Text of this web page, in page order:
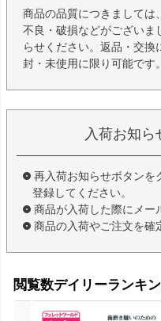
商品の品質につきましては
不良・破損などがございま
らせください。返品・交
封・未使用に限り可能です。
入荷お知ら
再入荷お知らせボタンを
登録してください。
商品が入荷した際にメー
商品の入荷やご注文を確
閲覧数デイリーランキ